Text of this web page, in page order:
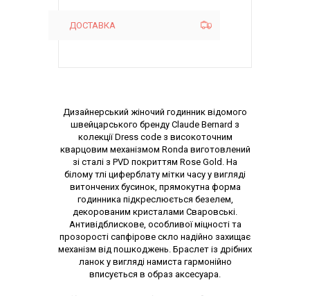
ДОСТАВКА
Опис товару
Дизайнерський жіночий годинник відомого
швейцарського бренду Claude Bernard з
колекції Dress code з високоточним
кварцовим механізмом Ronda виготовлений
зі сталі з PVD покриттям Rose Gold. На
білому тлі циферблату мітки часу у вигляді
витончених бусинок, прямокутна форма
годинника підкреслюється безелем,
декорованим кристалами Сваровські.
Антивідблискове, особливої міцності та
прозорості сапфірове скло надійно захищає
механізм від пошкоджень. Браслет із дрібних
ланок у вигляді намиста гармонійно
вписується в образ аксесуара.